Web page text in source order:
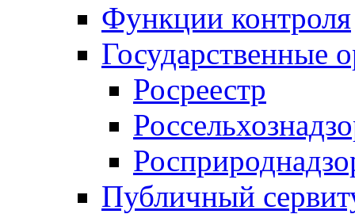
Функции контроля
Государственные
Росреестр
Публичный